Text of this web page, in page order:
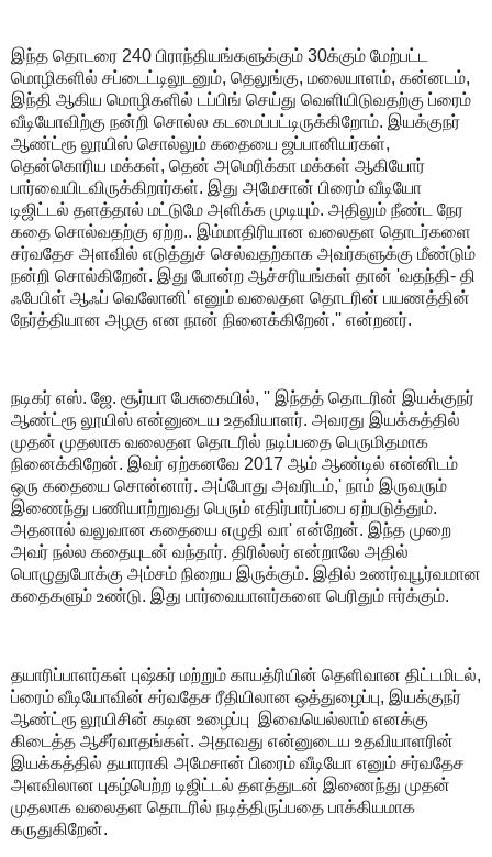
இந்த தொடரை 240 பிராந்தியங்களுக்கும் 30க்கும் மேற்பட்ட
மொழிகளில் சப்டைட்டிலுடனும், தெலுங்கு, மலையாளம், கன்னடம்,
இந்தி ஆகிய மொழிகளில் டப்பிங் செய்து வெளியிடுவதற்கு ப்ரைம்
வீடியோவிற்கு நன்றி சொல்ல கடமைப்பட்டிருக்கிறோம். இயக்குநர்
ஆண்ட்ரூ லூயிஸ் சொல்லும் கதையை ஜப்பானியர்கள்,
தென்கொரிய மக்கள், தென் அமெரிக்கா மக்கள் ஆகியோர்
பார்வையிடவிருக்கிறார்கள். இது அமேசான் பிரைம் வீடியோ
டிஜிட்டல் தளத்தால் மட்டுமே அளிக்க முடியும். அதிலும் நீண்ட நேர
கதை சொல்வதற்கு ஏற்ற.. இம்மாதிரியான வலைதள தொடர்களை
சர்வதேச அளவில் எடுத்துச் செல்வதற்காக அவர்களுக்கு மீண்டும்
நன்றி சொல்கிறேன். இது போன்ற ஆச்சரியங்கள் தான் 'வதந்தி- தி
ஃபேபிள் ஆஃப் வெலோனி' எனும் வலைதள தொடரின் பயணத்தின்
நேர்த்தியான அழகு என நான் நினைக்கிறேன்.'' என்றனர்.
நடிகர் எஸ். ஜே. சூர்யா பேசுகையில், '' இந்தத் தொடரின் இயக்குநர்
ஆண்ட்ரூ லூயிஸ் என்னுடைய உதவியாளர். அவரது இயக்கத்தில்
முதன் முதலாக வலைதள தொடரில் நடிப்பதை பெருமிதமாக
நினைக்கிறேன். இவர் ஏற்கனவே 2017 ஆம் ஆண்டில் என்னிடம்
ஒரு கதையை சொன்னார். அப்போது அவரிடம்,' நாம் இருவரும்
இணைந்து பணியாற்றுவது பெரும் எதிர்பார்ப்பை ஏற்படுத்தும்.
அதனால் வலுவான கதையை எழுதி வா' என்றேன். இந்த முறை
அவர் நல்ல கதையுடன் வந்தார். திரில்லர் என்றாலே அதில்
பொழுதுபோக்கு அம்சம் நிறைய இருக்கும். இதில் உணர்வுபூர்வமான
கதைகளும் உண்டு. இது பார்வையாளர்களை பெரிதும் ஈர்க்கும்.
தயாரிப்பாளர்கள் புஷ்கர் மற்றும் காயத்ரியின் தெளிவான திட்டமிடல்,
ப்ரைம் வீடியோவின் சர்வதேச ரீதியிலான ஒத்துழைப்பு, இயக்குநர்
ஆண்ட்ரூ லூயிசின் கடின உழைப்பு இவையெல்லாம் எனக்கு
கிடைத்த ஆசீர்வாதங்கள். அதாவது என்னுடைய உதவியாளரின்
இயக்கத்தில் தயாராகி அமேசான் பிரைம் வீடியோ எனும் சர்வதேச
அளவிலான புகழ்பெற்ற டிஜிட்டல் தளத்துடன் இணைந்து முதன்
முதலாக வலைதள தொடரில் நடித்திருப்பதை பாக்கியமாக
கருதுகிறேன்.